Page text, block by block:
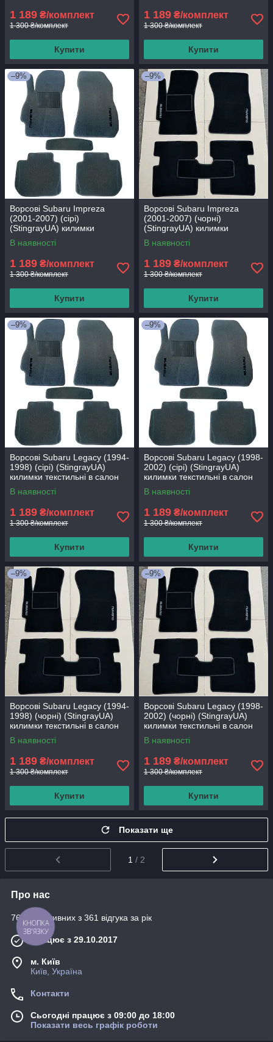
1 189 ₴/комплект
1 300 ₴/комплект
Купити
1 189 ₴/комплект
1 300 ₴/комплект
Купити
–9%
Ворсові Subaru Impreza
(2001-2007) (сірі)
(StingrayUA) килимки
текстильні в салон авто
В наявності
1 189 ₴/комплект
1 300 ₴/комплект
Купити
–9%
Ворсові Subaru Impreza
(2001-2007) (чорні)
(StingrayUA) килимки
текстильні в салон авто
В наявності
1 189 ₴/комплект
1 300 ₴/комплект
Купити
–9%
Ворсові Subaru Legacy (1994-
1998) (сірі) (StingrayUA)
килимки текстильні в салон
авто
В наявності
1 189 ₴/комплект
1 300 ₴/комплект
Купити
–9%
Ворсові Subaru Legacy (1998-
2002) (сірі) (StingrayUA)
килимки текстильні в салон
авто
В наявності
1 189 ₴/комплект
1 300 ₴/комплект
Купити
–9%
Ворсові Subaru Legacy (1994-
1998) (чорні) (StingrayUA)
килимки текстильні в салон
авто
В наявності
1 189 ₴/комплект
1 300 ₴/комплект
Купити
–9%
Ворсові Subaru Legacy (1998-
2002) (чорні) (StingrayUA)
килимки текстильні в салон
авто
В наявності
1 189 ₴/комплект
1 300 ₴/комплект
Купити
Показати ще
1 / 2
Про нас
76% позитивних з 361 відгука за рік
Працює з 29.10.2017
м. Київ
Київ, Україна
Контакти
Сьогодні працює з 09:00 до 18:00
Показати весь графік роботи
КНОПКА
ЗВ'ЯЗКУ